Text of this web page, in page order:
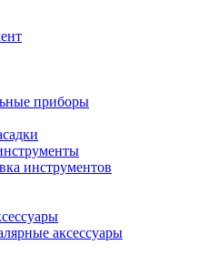
приборы
инструментов
аксессуары